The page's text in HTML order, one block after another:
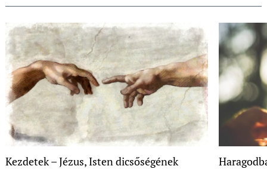
Kezdetek – Jézus, Isten dicsőségének